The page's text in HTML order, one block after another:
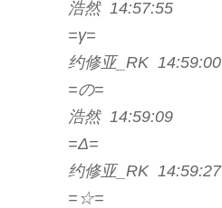
浩然 14:57:55
=γ=
约修亚_RK 14:59:00
=の=
浩然 14:59:09
=Δ=
约修亚_RK 14:59:27
=☆=